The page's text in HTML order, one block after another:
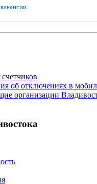
об отключениях в
организации